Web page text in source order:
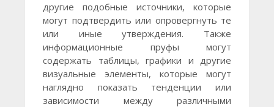
другие подобные источники, которые
могут подтвердить или опровергнуть те
или иные утверждения. Также
информационные пруфы могут
содержать таблицы, графики и другие
визуальные элементы, которые могут
наглядно показать тенденции или
зависимости между различными